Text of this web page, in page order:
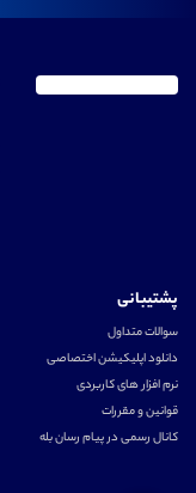
پشتیبانی
سوالات متداول
دانلود اپلیکیشن اختصاصی
نرم افزار های کاربردی
قوانین و مقررات
کانال رسمی در پیام رسان بله